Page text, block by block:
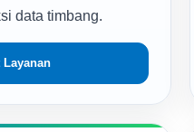
data timbang.
Layanan